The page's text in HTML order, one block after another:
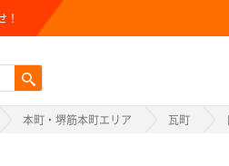
！
本町・堺筋本町エリア 瓦町